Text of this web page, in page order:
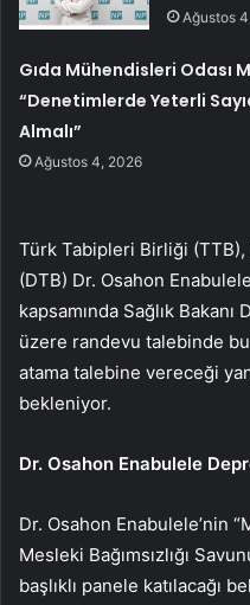
Ağustos
Gıda Mühendisleri Odası
“Denetimlerde Yeterli
Almalı”
Ağustos 4, 2026
Türk Tabipleri Birliği
(DTB) Dr. Osahon
kapsamında Sağlık
üzere randevu talebinde
atama talebine vereceği
bekleniyor.
Dr. Osahon Enabulele
Dr. Osahon Enabulele’nin
Mesleki Bağımsızlığı
başlıklı panele katılacağı